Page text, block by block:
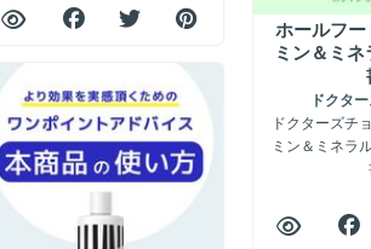
ホールフー
ミン＆ミネ
ドクタ
ドクターズチ
ミン＆ミネラ